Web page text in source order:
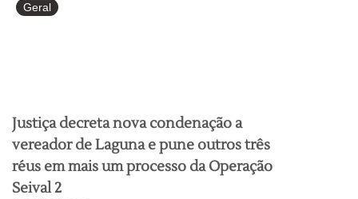
Geral
Justiça decreta nova condenação a
vereador de Laguna e pune outros três
réus em mais um processo da Operação
Seival 2